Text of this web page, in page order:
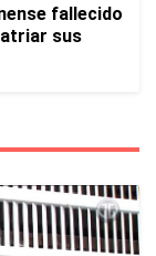
fallecido
sus